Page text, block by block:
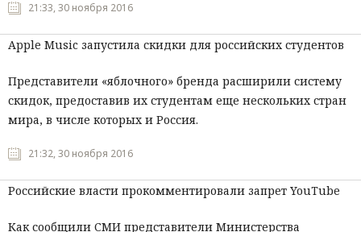
21:33, 30 ноября 2016
Apple Music запустила скидки для российских студентов
Представители «яблочного» бренда расширили систему
скидок, предоставив их студентам еще нескольких стран
мира, в числе которых и Россия.
21:32, 30 ноября 2016
Российские власти прокомментировали запрет YouTube
Как сообщили СМИ представители Министерства